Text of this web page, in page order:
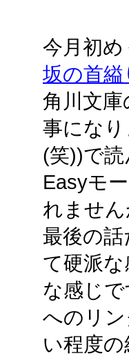
今月初
坂の首
角川文
事にな
(笑))で
Easyモ
れません
最後の
て硬派
な感じ
へのリ
い程度の